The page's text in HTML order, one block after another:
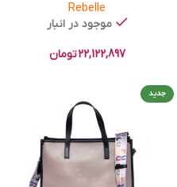
Rebelle
موجود در انبار
22,122,897تومان
جدید